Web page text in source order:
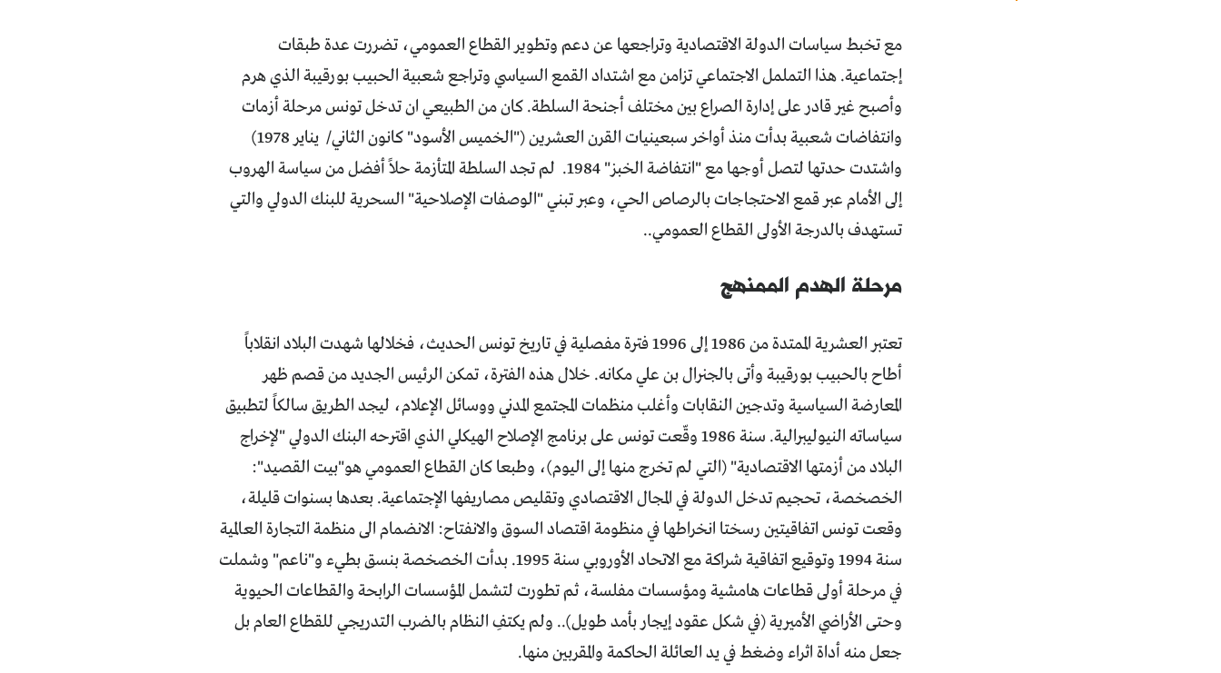
مع تخبط سياسات الدولة الاقتصادية وتراجعها عن دعم وتطوير القطاع العمومي، تضررت عدة طبقات
إجتماعية. هذا التململ الاجتماعي تزامن مع اشتداد القمع السياسي وتراجع شعبية الحبيب بورقيبة الذي هرم
وأصبح غير قادر على إدارة الصراع بين مختلف أجنحة السلطة. كان من الطبيعي ان تدخل تونس مرحلة أزمات
وانتفاضات شعبية بدأت منذ أواخر سبعينيات القرن العشرين ("الخميس الأسود" كانون الثاني/ يناير 1978)
واشتدت حدتها لتصل أوجها مع "انتفاضة الخبز" 1984. لم تجد السلطة المتأزمة حلاً أفضل من سياسة الهروب
إلى الأمام عبر قمع الاحتجاجات بالرصاص الحي، وعبر تبني "الوصفات الإصلاحية" السحرية للبنك الدولي والتي
تستهدف بالدرجة الأولى القطاع العمومي..
مرحلة الهدم الممنهج
تعتبر العشرية الممتدة من 1986 إلى 1996 فترة مفصلية في تاريخ تونس الحديث، فخلالها شهدت البلاد انقلاباً
أطاح بالحبيب بورقيبة وأتى بالجنرال بن علي مكانه. خلال هذه الفترة، تمكن الرئيس الجديد من قصم ظهر
المعارضة السياسية وتدجين النقابات وأغلب منظمات المجتمع المدني ووسائل الإعلام، ليجد الطريق سالكاً لتطبيق
سياساته النيوليبرالية. سنة 1986 وقّعت تونس على برنامج الإصلاح الهيكلي الذي اقترحه البنك الدولي "لإخراج
البلاد من أزمتها الاقتصادية" (التي لم تخرج منها إلى اليوم)، وطبعا كان القطاع العمومي هو"بيت القصيد":
الخصخصة، تحجيم تدخل الدولة في المجال الاقتصادي وتقليص مصاريفها الإجتماعية. بعدها بسنوات قليلة،
وقعت تونس اتفاقيتين رسختا انخراطها في منظومة اقتصاد السوق والانفتاح: الانضمام الى منظمة التجارة العالمية
سنة 1994 وتوقيع اتفاقية شراكة مع الاتحاد الأوروبي سنة 1995. بدأت الخصخصة بنسق بطيء و"ناعم" وشملت
في مرحلة أولى قطاعات هامشية ومؤسسات مفلسة، ثم تطورت لتشمل المؤسسات الرابحة والقطاعات الحيوية
وحتى الأراضي الأميرية (في شكل عقود إيجار بأمد طويل).. ولم يكتفِ النظام بالضرب التدريجي للقطاع العام بل
جعل منه أداة اثراء وضغط في يد العائلة الحاكمة والمقربين منها.